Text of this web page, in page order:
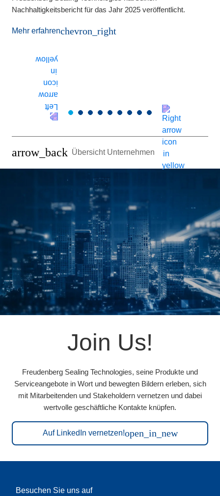
Nachhaltigkeitsbericht für das Jahr 2025 veröffentlicht.
Mehr erfahrenchevron_right
arrow_back Übersicht Unternehmen
Join Us!
Freudenberg Sealing Technologies, seine Produkte und
Serviceangebote in Wort und bewegten Bildern erleben, sich
mit Mitarbeitenden und Stakeholdern vernetzen und dabei
wertvolle geschäftliche Kontakte knüpfen.
Auf LinkedIn vernetzen!open_in_new
Besuchen Sie uns auf